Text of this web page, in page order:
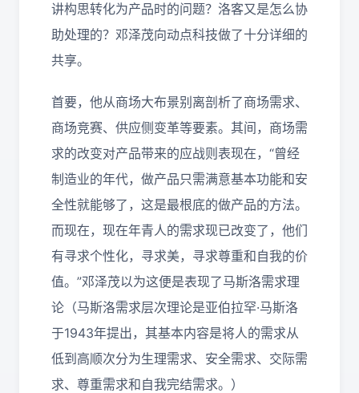
讲构思转化为产品时的问题？洛客又是怎么协
助处理的？邓泽茂向动点科技做了十分详细的
共享。
首要，他从商场大布景别离剖析了商场需求、
商场竞赛、供应侧变革等要素。其间，商场需
求的改变对产品带来的应战则表现在，“曾经
制造业的年代，做产品只需满意基本功能和安
全性就能够了，这是最根底的做产品的方法。
而现在，现在年青人的需求现已改变了，他们
有寻求个性化，寻求美，寻求尊重和自我的价
值。”邓泽茂以为这便是表现了马斯洛需求理
论（马斯洛需求层次理论是亚伯拉罕·马斯洛
于1943年提出，其基本内容是将人的需求从
低到高顺次分为生理需求、安全需求、交际需
求、尊重需求和自我完结需求。）